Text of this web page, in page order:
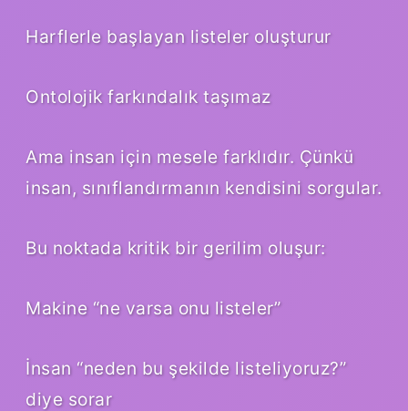
Harflerle başlayan listeler oluşturur
Ontolojik farkındalık taşımaz
Ama insan için mesele farklıdır. Çünkü
insan, sınıflandırmanın kendisini sorgular.
Bu noktada kritik bir gerilim oluşur:
Makine “ne varsa onu listeler”
İnsan “neden bu şekilde listeliyoruz?”
diye sorar